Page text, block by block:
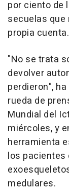
por ciento de
secuelas que
propia cuenta.
"No se trata
devolver
perdieron",
rueda de
Mundial del
miércoles, y
herramienta
los pacientes
medulares.